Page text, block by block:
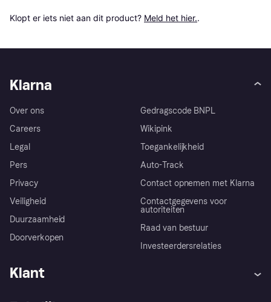
Klopt er iets niet aan dit product? Meld het hier..
Klarna
Over ons
Careers
Legal
Pers
Privacy
Veiligheid
Duurzaamheid
Doorverkopen
Gedragscode BNPL
Wikipink
Toegankelijkheid
Auto-Track
Contact opnemen met Klarna
Contactgegevens voor
autoriteiten
Raad van bestuur
Investeerdersrelaties
Klant